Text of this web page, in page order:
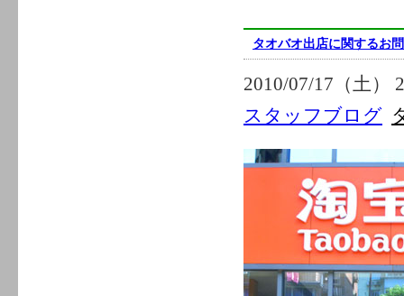
タオバオ出店に関するお
2010/07/17（土）
スタッフブログ